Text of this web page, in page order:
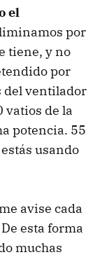
el
por
tiene, y no
por
del ventilador
vatios de la
potencia. 55
usando
avise cada
esta forma
muchas